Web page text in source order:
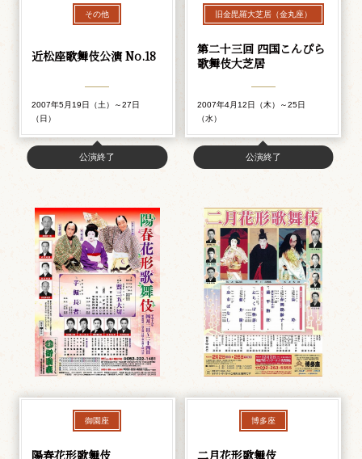
その他
近松座歌舞伎公演 No.18
2007年5月19日（土）～27日
（日）
公演終了
旧金毘羅大芝居（金丸座）
第二十三回 四国こんぴら
歌舞伎大芝居
2007年4月12日（木）～25日
（水）
公演終了
御園座
陽春花形歌舞伎
博多座
二月花形歌舞伎